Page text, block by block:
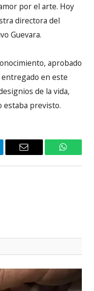
por el arte. Hoy
directora del
Guevara.
aprobado
en este
de la vida,
estaba previsto.
Email